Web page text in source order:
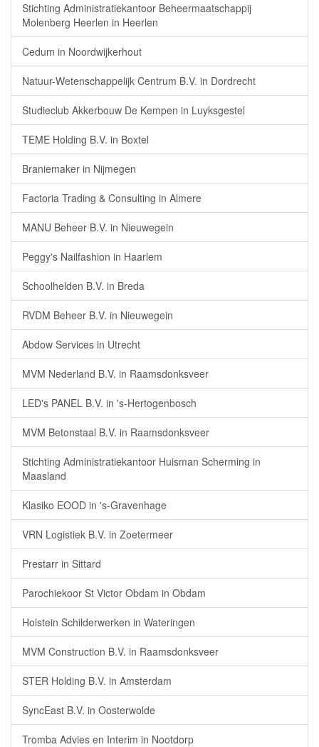
Stichting Administratiekantoor Beheermaatschappij
Molenberg Heerlen in Heerlen
Cedum in Noordwijkerhout
Natuur-Wetenschappelijk Centrum B.V. in Dordrecht
Studieclub Akkerbouw De Kempen in Luyksgestel
TEME Holding B.V. in Boxtel
Braniemaker in Nijmegen
Factoria Trading & Consulting in Almere
MANU Beheer B.V. in Nieuwegein
Peggy's Nailfashion in Haarlem
Schoolhelden B.V. in Breda
RVDM Beheer B.V. in Nieuwegein
Abdow Services in Utrecht
MVM Nederland B.V. in Raamsdonksveer
LED's PANEL B.V. in 's-Hertogenbosch
MVM Betonstaal B.V. in Raamsdonksveer
Stichting Administratiekantoor Huisman Scherming in
Maasland
Klasiko EOOD in 's-Gravenhage
VRN Logistiek B.V. in Zoetermeer
Prestarr in Sittard
Parochiekoor St Victor Obdam in Obdam
Holstein Schilderwerken in Wateringen
MVM Construction B.V. in Raamsdonksveer
STER Holding B.V. in Amsterdam
SyncEast B.V. in Oosterwolde
Tromba Advies en Interim in Nootdorp